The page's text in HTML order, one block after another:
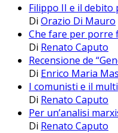
Filippo II e il
Di Orazio Di Mauro
Che fare per porre
Di Renato Caputo
Recensione de
Di Enrico Maria
I comunisti e il
Di Renato Caputo
Per un’analisi
Di Renato Caputo